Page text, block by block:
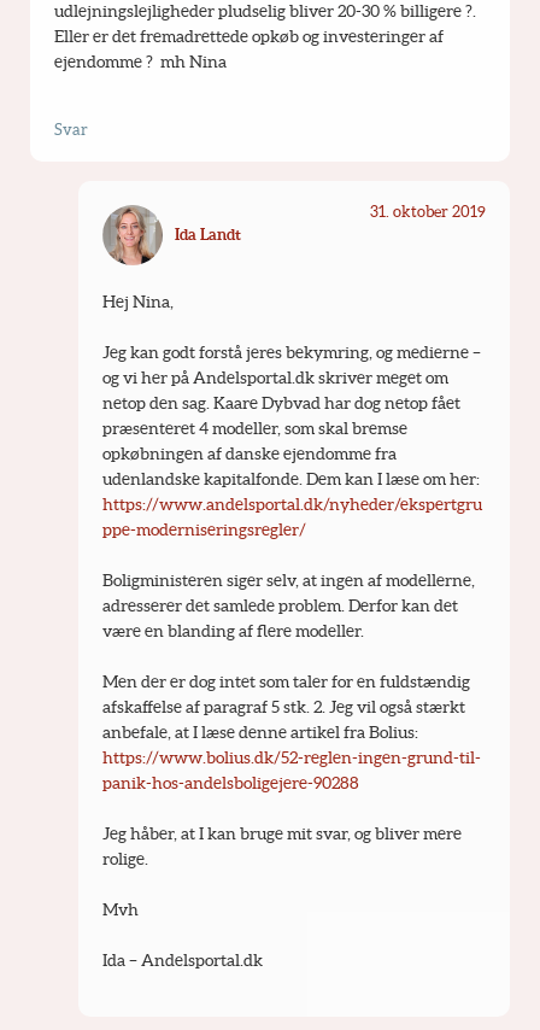
udlejningslejligheder pludselig bliver 20-30 % billigere ?.
Eller er det fremadrettede opkøb og investeringer af
ejendomme ?  mh Nina
Svar
Ida Landt
31. oktober 2019
Hej Nina,
Jeg kan godt forstå jeres bekymring, og medierne –
og vi her på Andelsportal.dk skriver meget om
netop den sag. Kaare Dybvad har dog netop fået
præsenteret 4 modeller, som skal bremse
opkøbningen af danske ejendomme fra
udenlandske kapitalfonde. Dem kan I læse om her:
https://www.andelsportal.dk/nyheder/ekspertgru
ppe-moderniseringsregler/
Boligministeren siger selv, at ingen af modellerne,
adresserer det samlede problem. Derfor kan det
være en blanding af flere modeller.
Men der er dog intet som taler for en fuldstændig
afskaffelse af paragraf 5 stk. 2. Jeg vil også stærkt
anbefale, at I læse denne artikel fra Bolius:
https://www.bolius.dk/52-reglen-ingen-grund-til-
panik-hos-andelsboligejere-90288
Jeg håber, at I kan bruge mit svar, og bliver mere
rolige.
Mvh
Ida – Andelsportal.dk